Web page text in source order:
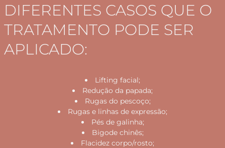
DIFERENTES CASOS QUE O
TRATAMENTO PODE SER
APLICADO:
Lifting facial;
Redução da papada;
Rugas do pescoço;
Rugas e linhas de expressão;
Pés de galinha;
Bigode chinês;
Flacidez corpo/rosto;